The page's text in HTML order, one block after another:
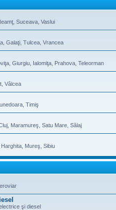
Suceava, Vaslui
Galaţi, Tulcea, Vrancea
Giurgiu, Ialomiţa, Prahova, Teleorman
Vâlcea
Timiş
Maramureş, Satu Mare, Sălaj
Mureş, Sibiu
şi diesel